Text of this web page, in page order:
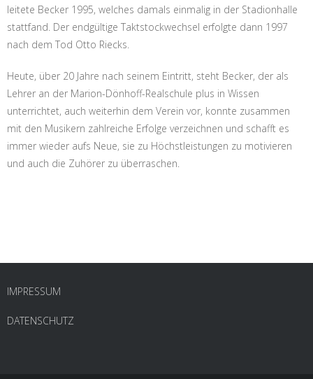
leitete Becker 1995, welches damals einmalig in der Stadionhalle
stattfand. Der endgültige Taktstockwechsel erfolgte dann 1997
nach dem Tod Otto Riecks.
Heute, über 20 Jahre nach seinem Eintritt, steht Becker, der als
Lehrer an der Marion-Dönhoff-Realschule plus in Wissen
unterrichtet, auch weiterhin dem Verein vor, konnte zusammen
mit den Musikern zahlreiche Erfolge verzeichnen und schafft es
immer wieder aufs Neue, sie zu Höchstleistungen zu motivieren
und auch die Zuhörer zu überraschen.
IMPRESSUM
DATENSCHUTZ